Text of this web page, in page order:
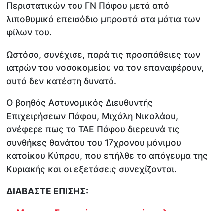
Περιστατικών του ΓΝ Πάφου μετά από
λιποθυμικό επεισόδιο μπροστά στα μάτια των
φίλων του.
Ωστόσο, συνέχισε, παρά τις προσπάθειες των
ιατρών του νοσοκομείου να τον επαναφέρουν,
αυτό δεν κατέστη δυνατό.
Ο βοηθός Αστυνομικός Διευθυντής
Επιχειρήσεων Πάφου, Μιχάλη Νικολάου,
ανέφερε πως το ΤΑΕ Πάφου διερευνά τις
συνθήκες θανάτου του 17χρονου μόνιμου
κατοίκου Κύπρου, που επήλθε το απόγευμα της
Κυριακής και οι εξετάσεις συνεχίζονται.
ΔΙΑΒΑΣΤΕ ΕΠΙΣΗΣ: